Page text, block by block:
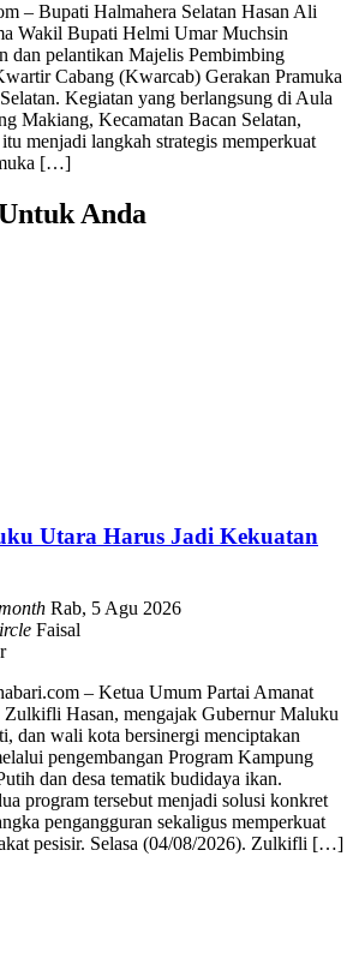
– Bupati Halmahera Selatan Hasan Ali
Wakil Bupati Helmi Umar Muchsin
dan pelantikan Majelis Pembimbing
Cabang (Kwarcab) Gerakan Pramuka
Kegiatan yang berlangsung di Aula
Makiang, Kecamatan Bacan Selatan,
menjadi langkah strategis memperkuat
[…]
Anda
Utara Harus Jadi Kekuatan
Rab, 5 Agu 2026
Faisal
– Ketua Umum Partai Amanat
Hasan, mengajak Gubernur Maluku
dan wali kota bersinergi menciptakan
pengembangan Program Kampung
dan desa tematik budidaya ikan.
program tersebut menjadi solusi konkret
pengangguran sekaligus memperkuat
pesisir. Selasa (04/08/2026). Zulkifli […]